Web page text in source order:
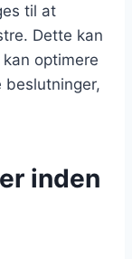
til at
Dette kan
optimere
inden